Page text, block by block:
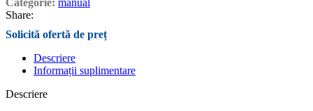
Categorie: manual
Share:
Descriere
Informații suplimentare
Descriere